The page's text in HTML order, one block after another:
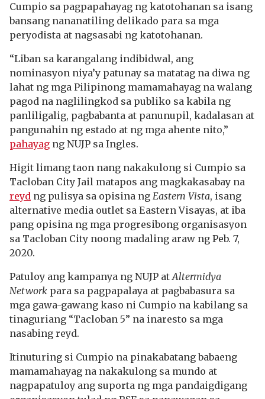
Cumpio sa pagpapahayag ng katotohanan sa isang
bansang nananatiling delikado para sa mga
peryodista at nagsasabi ng katotohanan.
“Liban sa karangalang indibidwal, ang
nominasyon niya’y patunay sa matatag na diwa ng
lahat ng mga Pilipinong mamamahayag na walang
pagod na naglilingkod sa publiko sa kabila ng
panliligalig, pagbabanta at panunupil, kadalasan at
pangunahin ng estado at ng mga ahente nito,”
pahayag ng NUJP sa Ingles.
Higit limang taon nang nakakulong si Cumpio sa
Tacloban City Jail matapos ang magkakasabay na
reyd ng pulisya sa opisina ng Eastern Vista, isang
alternative media outlet sa Eastern Visayas, at iba
pang opisina ng mga progresibong organisasyon
sa Tacloban City noong madaling araw ng Peb. 7,
2020.
Patuloy ang kampanya ng NUJP atAltermidya
Network para sa pagpapalaya at pagbabasura sa
mga gawa-gawang kaso ni Cumpio na kabilang sa
tinaguriang “Tacloban 5” na inaresto sa mga
nasabing reyd.
Itinuturing si Cumpio na pinakabatang babaeng
mamamahayag na nakakulong sa mundo at
nagpapatuloy ang suporta ng mga pandaigdigang